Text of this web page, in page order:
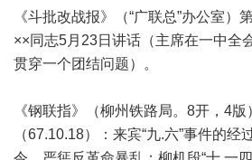
《斗批改战报》（“广联总”办公室）
××同志5月23日讲话（主席在一中全
贯穿一个团结问题）。
《钢联指》（柳州铁路局。8开，4版
（67.10.18）：来宾“九.六”事件的经